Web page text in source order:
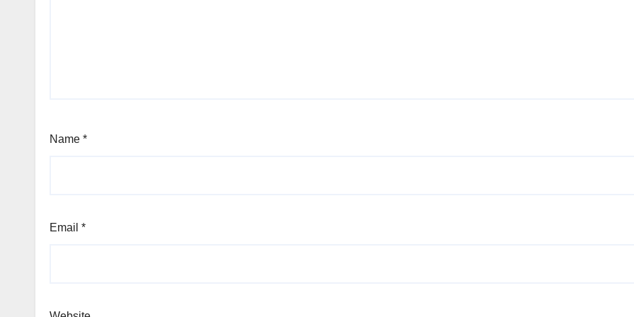
Name *
Email *